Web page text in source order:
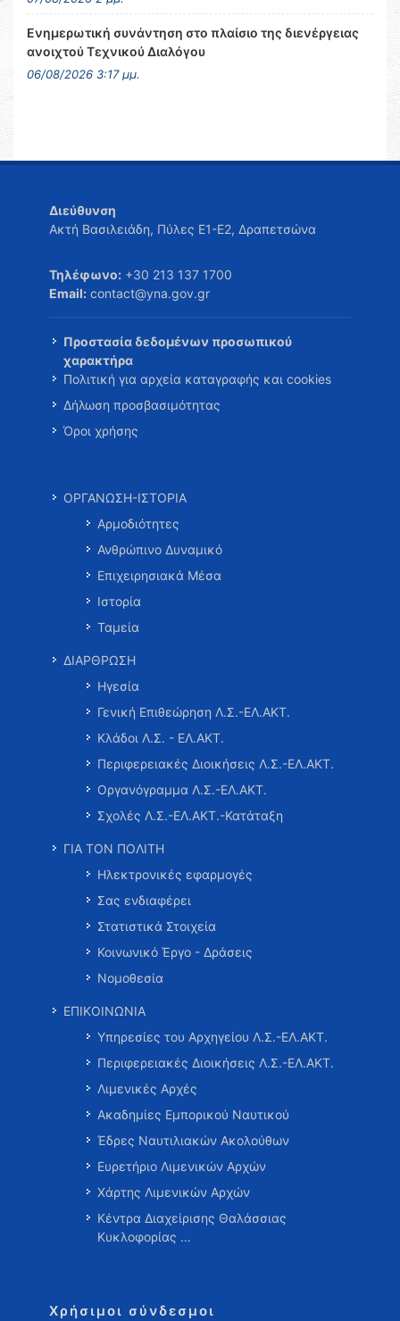
Ενημερωτική συνάντηση στο πλαίσιο της διενέργειας
ανοιχτού Τεχνικού Διαλόγου
06/08/2026 3:17 μμ.
Διεύθυνση
Ακτή Βασιλειάδη, Πύλες Ε1-Ε2, Δραπετσώνα
Τηλέφωνο: +30 213 137 1700
Email: contact@yna.gov.gr
Προστασία δεδομένων προσωπικού
χαρακτήρα
Πολιτική για αρχεία καταγραφής και cookies
Δήλωση προσβασιμότητας
Όροι χρήσης
ΟΡΓΑΝΩΣΗ-ΙΣΤΟΡΙΑ
Αρμοδιότητες
Ανθρώπινο Δυναμικό
Επιχειρησιακά Μέσα
Ιστορία
Ταμεία
ΔΙΑΡΘΡΩΣΗ
Ηγεσία
Γενική Επιθεώρηση Λ.Σ.-ΕΛ.ΑΚΤ.
Κλάδοι Λ.Σ. - ΕΛ.ΑΚΤ.
Περιφερειακές Διοικήσεις Λ.Σ.-ΕΛ.ΑΚΤ.
Οργανόγραμμα Λ.Σ.-ΕΛ.ΑΚΤ.
Σχολές Λ.Σ.-ΕΛ.ΑΚΤ.-Κατάταξη
ΓΙΑ ΤΟΝ ΠΟΛΙΤΗ
Ηλεκτρονικές εφαρμογές
Σας ενδιαφέρει
Στατιστικά Στοιχεία
Κοινωνικό Έργο - Δράσεις
Νομοθεσία
ΕΠΙΚΟΙΝΩΝΙΑ
Υπηρεσίες του Αρχηγείου Λ.Σ.-ΕΛ.ΑΚΤ.
Περιφερειακές Διοικήσεις Λ.Σ.-ΕΛ.ΑΚΤ.
Λιμενικές Αρχές
Ακαδημίες Εμπορικού Ναυτικού
Έδρες Ναυτιλιακών Ακολούθων
Ευρετήριο Λιμενικών Αρχών
Χάρτης Λιμενικών Αρχών
Κέντρα Διαχείρισης Θαλάσσιας
Κυκλοφορίας …
Χρήσιμοι σύνδεσμοι